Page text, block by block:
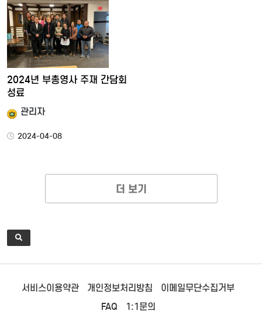
2024년 부총영사 주재 간담회
성료
관리자
2024-04-08
더 보기
서비스이용약관 개인정보처리방침
이메일무단수집거부
FAQ
1:1문의